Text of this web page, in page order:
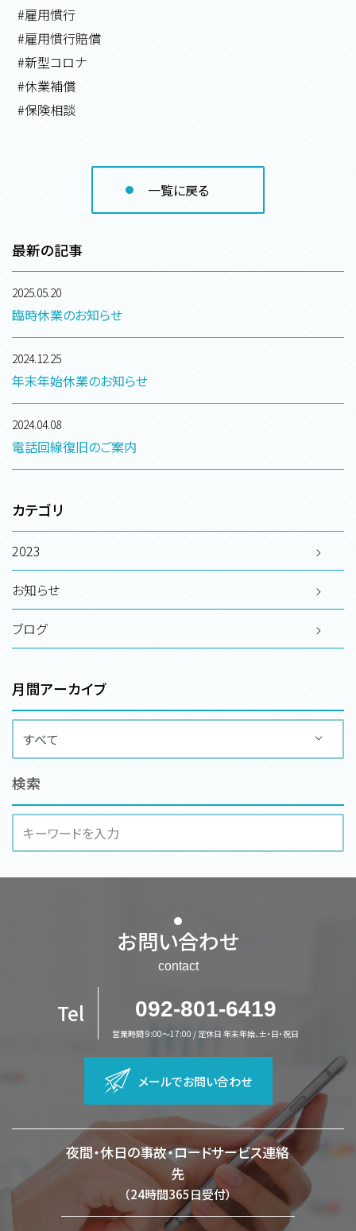
#雇用慣行
#雇用慣行賠償
#新型コロナ
#休業補償
#保険相談
一覧に戻る
最新の記事
2025.05.20
臨時休業のお知らせ
2024.12.25
年末年始休業のお知らせ
2024.04.08
電話回線復旧のご案内
カテゴリ
2023
お知らせ
ブログ
月間アーカイブ
検索
お問い合わせ
contact
Tel 092-801-6419
営業時間 9:00～17:00 / 定休日 年末年始、土・日・祝日
メールでお問い合わせ
夜間・休日の事故・ロードサービス連絡
先
（24時間365日受付）